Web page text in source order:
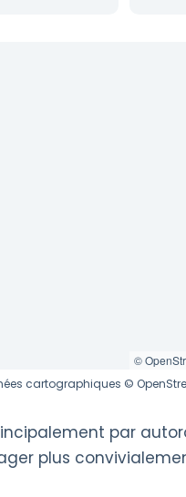
©
cartographiques ©
par
plus